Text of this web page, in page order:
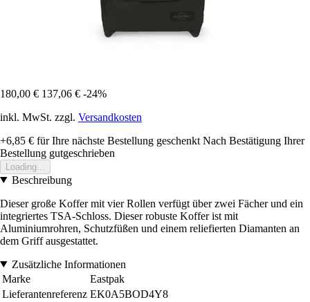
180,00 € 137,06 € -24%
inkl. MwSt. zzgl. Versandkosten
+6,85 € für Ihre nächste Bestellung geschenkt Nach Bestätigung Ihrer
Bestellung gutgeschrieben
Loading...
Beschreibung
Dieser große Koffer mit vier Rollen verfügt über zwei Fächer und ein
integriertes TSA-Schloss. Dieser robuste Koffer ist mit
Aluminiumrohren, Schutzfüßen und einem reliefierten Diamanten an
dem Griff ausgestattet.
Zusätzliche Informationen
Marke
Eastpak
Lieferantenreferenz EK0A5BOD4Y8